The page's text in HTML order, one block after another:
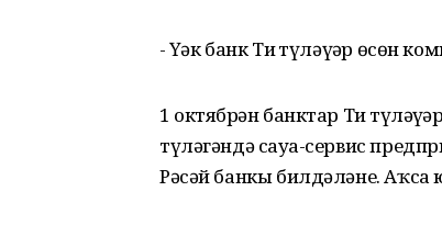
- Үҙәк банк Тиҙ түләүҙәр өсөн
1 октябрҙән банктар Тиҙ
түләгәндә сауҙа-сервис
Рәсәй банкы билдәләне. Аҡса